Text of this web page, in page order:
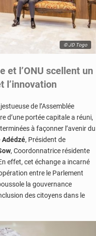
© JD Togo
et l’ONU scellent un
l’innovation
de l’Assemblée
d’une portée capitale a réuni,
à façonner l’avenir du
Adédzé, Président de
, Coordonnatrice résidente
effet, cet échange a incarné
entre le Parlement
la gouvernance
des citoyens dans le